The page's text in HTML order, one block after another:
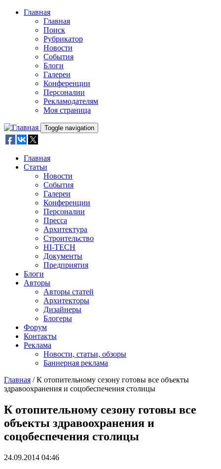
Skip to main content
Главная
Главная
Поиск
Рубрикатор
Новости
События
Блоги
Галереи
Конференции
Персоналии
Рекламодателям
Моя страница
Toggle navigation
Главная
Статьи
Новости
События
Галереи
Конференции
Персоналии
Пресса
Архитектура
Строительство
HI-TECH
Документы
Предприятия
Блоги
Авторы
Авторы статей
Архитекторы
Дизайнеры
Блогеры
Форум
Контакты
Реклама
Новости, статьи, обзоры
Баннерная реклама
You are here
Главная / К отопительному сезону готовы все объекты
здравоохранения и соцобеспечения столицы
К отопительному сезону готовы все
объекты здравоохранения и
соцобеспечения столицы
24.09.2014 04:46